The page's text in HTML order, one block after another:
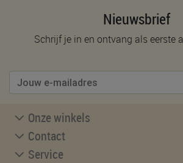
Nieuwsbrief
Schrijf je in en ontvang als eerste
Onze winkels
Contact
Service